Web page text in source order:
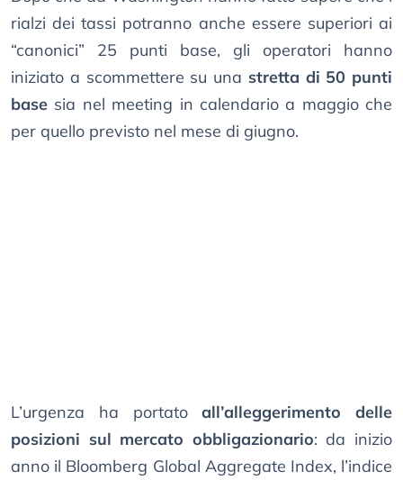
rialzi dei tassi potranno anche essere superiori ai
“canonici” 25 punti base, gli operatori hanno
iniziato a scommettere su una stretta di 50 punti
base sia nel meeting in calendario a maggio che
per quello previsto nel mese di giugno.
L’urgenza ha portatoall’alleggerimento delle
posizioni sul mercato obbligazionario: da inizio
anno il Bloomberg Global Aggregate Index, l’indice